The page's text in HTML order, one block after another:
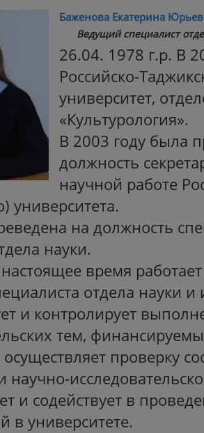
Баженова Екатерина
Ведущий специалист
26.04. 1978 г.р. В
Российско-
университет,
«Культурология».
В 2003 году была
должность
научной работе
университета.
на должность
науки.
время
отдела науки
и контролирует
тем,
проверку
научно-
и содействует в
в университете.